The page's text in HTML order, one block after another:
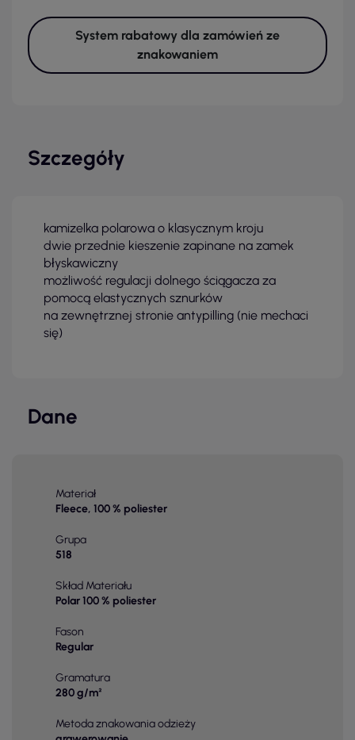
System rabatowy dla zamówień ze
znakowaniem
Szczegóły
kamizelka polarowa o klasycznym kroju
dwie przednie kieszenie zapinane na zamek
błyskawiczny
możliwość regulacji dolnego ściągacza za
pomocą elastycznych sznurków
na zewnętrznej stronie antypilling (nie mechaci
się)
Dane
Materiał
Fleece, 100 % poliester
Grupa
518
Skład Materiału
Polar 100 % poliester
Fason
Regular
Gramatura
280 g/m²
Metoda znakowania odzieży